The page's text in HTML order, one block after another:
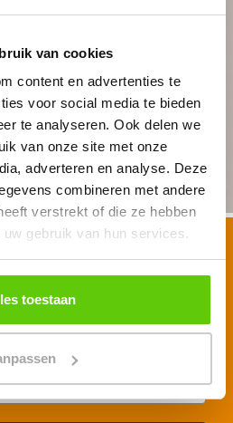
van cookies
content en advertenties te
voor social media te bieden
te analyseren. Ook delen we
van onze site met onze
adverteren en analyse. Deze
combineren met andere
verstrekt of die ze hebben
gebruik van hun services.
toestaan
PLANNEN
nieuwsbrief